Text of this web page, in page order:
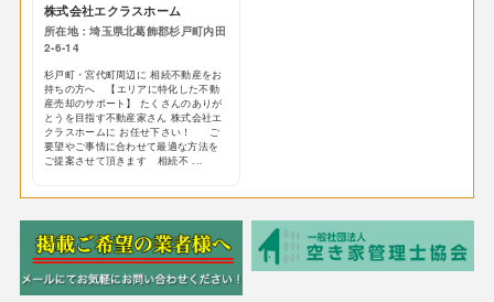
株式会社エクラスホーム
所在地：埼玉県北葛飾郡杉戸町内田
2-6-14
杉戸町・宮代町周辺に 相続不動産をお
持ちの方へ 【エリアに特化した不動
産売却のサポート】 たくさんのありが
とうを目指す不動産家さん 株式会社エ
クラスホームに お任せ下さい！ ご
要望やご事情に合わせて最適な方法を
ご提案させて頂きます 相続不 ...